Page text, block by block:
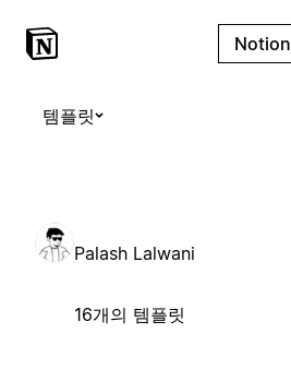
Notion
템플릿
Palash Lalwani
16개의 템플릿